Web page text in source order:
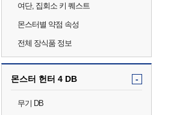
여단, 집회소 키 퀘스트
몬스터별 약점 속성
전체 장식품 정보
몬스터 헌터 4 DB -
무기 DB